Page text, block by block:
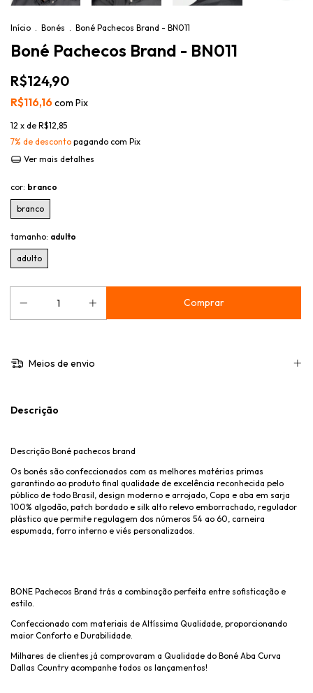
Início . Bonés . Boné Pachecos Brand - BN011
Boné Pachecos Brand - BN011
R$124,90
R$116,16com Pix
12 x de R$12,85
7% de desconto pagando com Pix
Ver mais detalhes
cor: branco
branco
tamanho: adulto
adulto
Meios de envio
Descrição
Descrição Boné pachecos brand
Os bonés são confeccionados com as melhores matérias primas
garantindo ao produto final qualidade de excelência reconhecida pelo
público de todo Brasil, design moderno e arrojado, Copa e aba em sarja
100% algodão, patch bordado e silk alto relevo emborrachado, regulador
plástico que permite regulagem dos números 54 ao 60, carneira
espumada, forro interno e viés personalizados.
BONE Pachecos Brand trás a combinação perfeita entre sofisticação e
estilo.
Confeccionado com materiais de Altíssima Qualidade, proporcionando
maior Conforto e Durabilidade.
Milhares de clientes já comprovaram a Qualidade do Boné Aba Curva
Dallas Country acompanhe todos os lançamentos!